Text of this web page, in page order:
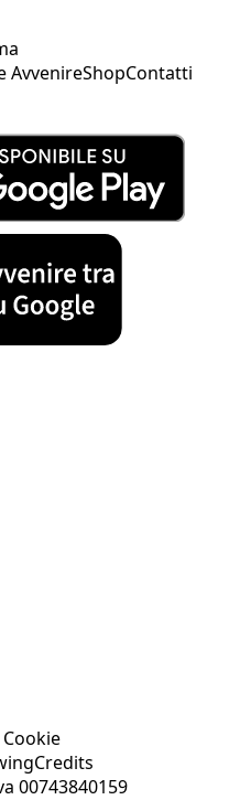
AvvenireShopContatti
Credits
00743840159